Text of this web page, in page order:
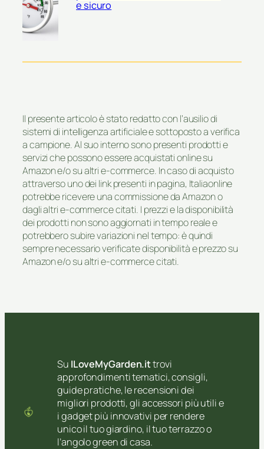
e sicuro
Il presente articolo è stato redatto con l’ausilio di
sistemi di intelligenza artificiale e sottoposto a verifica
a campione. Al suo interno sono presenti prodotti e
servizi che possono essere acquistati online su
Amazon e/o su altri e-commerce. In caso di acquisto
attraverso uno dei link presenti in pagina, Italiaonline
potrebbe ricevere una commissione da Amazon o
dagli altri e-commerce citati. I prezzi e la disponibilità
dei prodotti non sono aggiornati in tempo reale e
potrebbero subire variazioni nel tempo: è quindi
sempre necessario verificate disponibilità e prezzo su
Amazon e/o su altri e-commerce citati.
Su ILoveMyGarden.ittrovi
approfondimenti tematici, consigli,
guide pratiche, le recensioni dei
migliori prodotti, gli accessori più utili e
i gadget più innovativi per rendere
unico il tuo giardino, il tuo terrazzo o
l’angolo green di casa.